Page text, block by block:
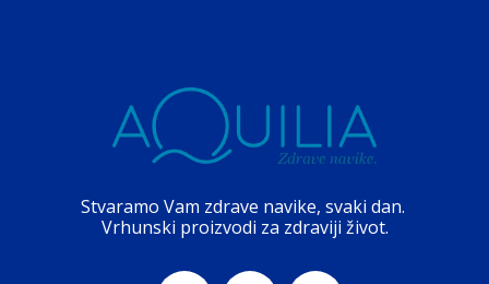
Stvaramo Vam zdrave navike, svaki dan.
Vrhunski proizvodi za zdraviji život.